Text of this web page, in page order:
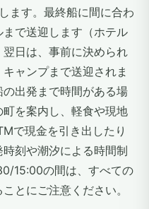
ます。最終船に間に合わ
で送迎します（ホテル
日は、事前に決められ
ャンプまで送迎されま
出発まで時間がある場
を案内し、軽食や現地
で現金を引き出したり
刻や潮汐による時間制
15:00の間は、すべての
とにご注意ください。